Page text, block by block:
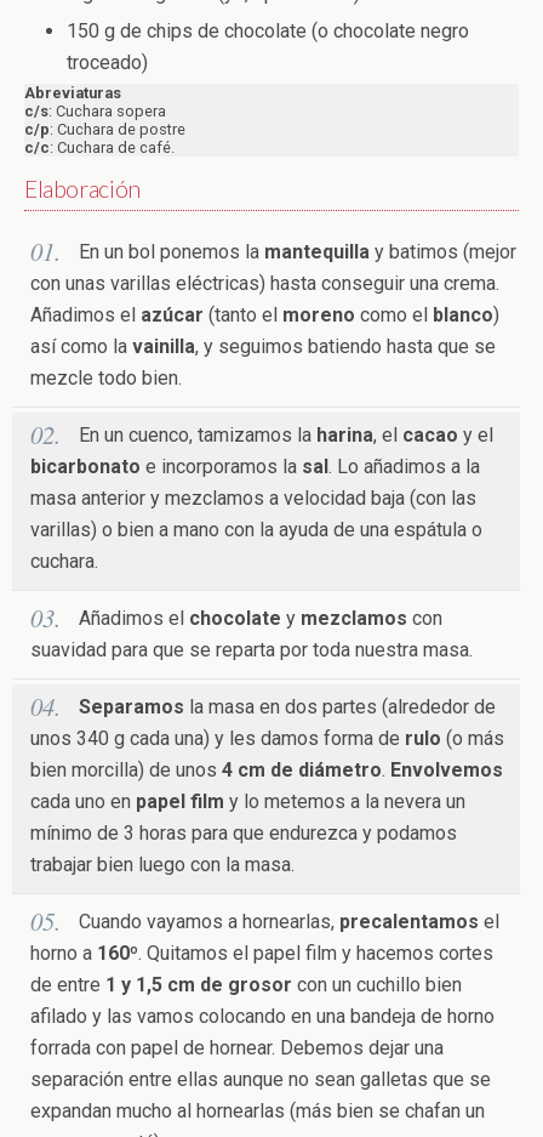
150 g de chips de chocolate (o chocolate negro
troceado)
Abreviaturas
c/s: Cuchara sopera
c/p: Cuchara de postre
c/c: Cuchara de café.
Elaboración
En un bol ponemos la mantequilla y batimos (mejor
con unas varillas eléctricas) hasta conseguir una crema.
Añadimos el azúcar (tanto el moreno como el blanco)
así como la vainilla, y seguimos batiendo hasta que se
mezcle todo bien.
En un cuenco, tamizamos la harina, el cacao y el
bicarbonato e incorporamos la sal. Lo añadimos a la
masa anterior y mezclamos a velocidad baja (con las
varillas) o bien a mano con la ayuda de una espátula o
cuchara.
Añadimos el chocolate y mezclamos con
suavidad para que se reparta por toda nuestra masa.
Separamos la masa en dos partes (alrededor de
unos 340 g cada una) y les damos forma de rulo (o más
bien morcilla) de unos 4 cm de diámetro. Envolvemos
cada uno en papel film y lo metemos a la nevera un
mínimo de 3 horas para que endurezca y podamos
trabajar bien luego con la masa.
Cuando vayamos a hornearlas, precalentamos el
horno a 160º. Quitamos el papel film y hacemos cortes
de entre 1 y 1,5 cm de grosor con un cuchillo bien
afilado y las vamos colocando en una bandeja de horno
forrada con papel de hornear. Debemos dejar una
separación entre ellas aunque no sean galletas que se
expandan mucho al hornearlas (más bien se chafan un